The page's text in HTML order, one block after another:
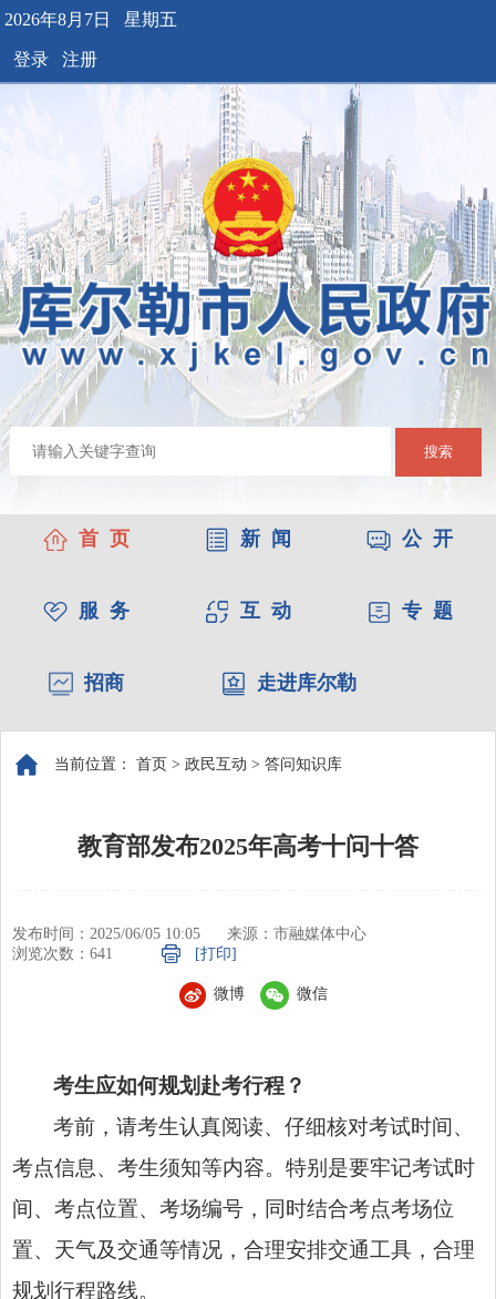
2026年8月7日 星期五
登录 注册
搜索
首 页 新 闻 公 开
服 务 互 动 专 题
招商 走进库尔勒
当前位置： 首页 > 政民互动 > 答问知识库
教育部发布2025年高考十问十答
发布时间：2025/06/05 10:05
来源：市融媒体中心
浏览次数： 641 [打印]
微博 微信
考生应如何规划赴考行程？
考前，请考生认真阅读、仔细核对考试时间、
考点信息、考生须知等内容。特别是要牢记考试时
间、考点位置、考场编号，同时结合考点考场位
置、天气及交通等情况，合理安排交通工具，合理
规划行程路线。